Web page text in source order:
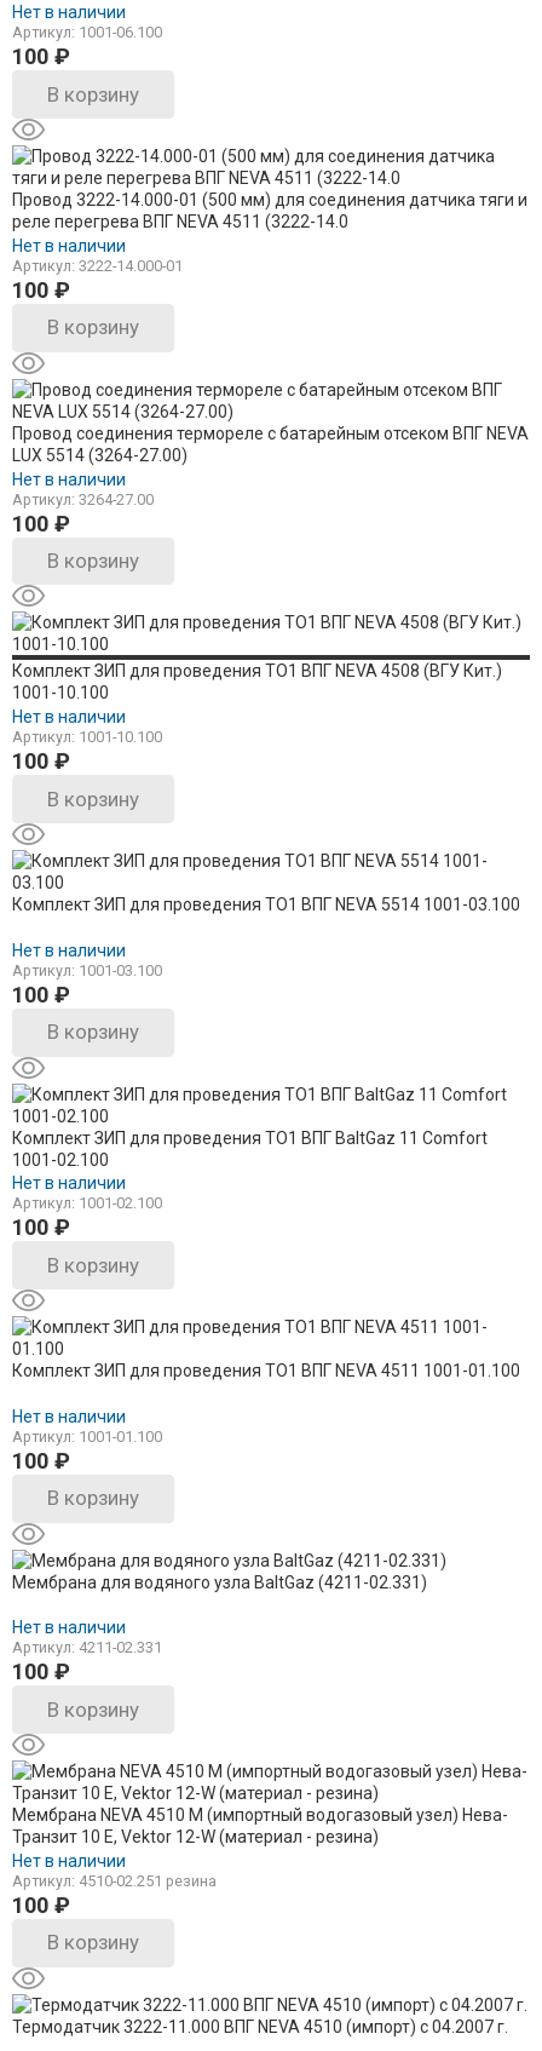
Нет в наличии
Артикул: 1001-06.100
100 ₽
В корзину
Провод 3222-14.000-01 (500 мм) для соединения датчика тяги и
реле перегрева ВПГ NEVA 4511 (3222-14.0
Нет в наличии
Артикул: 3222-14.000-01
100 ₽
В корзину
Провод соединения термореле с батарейным отсеком ВПГ NEVA
LUX 5514 (3264-27.00)
Нет в наличии
Артикул: 3264-27.00
100 ₽
В корзину
Комплект ЗИП для проведения ТО1 ВПГ NEVA 4508 (ВГУ Кит.)
1001-10.100
Нет в наличии
Артикул: 1001-10.100
100 ₽
В корзину
Комплект ЗИП для проведения ТО1 ВПГ NEVA 5514 1001-03.100
Нет в наличии
Артикул: 1001-03.100
100 ₽
В корзину
Комплект ЗИП для проведения ТО1 ВПГ BaltGaz 11 Comfort
1001-02.100
Нет в наличии
Артикул: 1001-02.100
100 ₽
В корзину
Комплект ЗИП для проведения ТО1 ВПГ NEVA 4511 1001-01.100
Нет в наличии
Артикул: 1001-01.100
100 ₽
В корзину
Мембрана для водяного узла BaltGaz (4211-02.331)
Нет в наличии
Артикул: 4211-02.331
100 ₽
В корзину
Мембрана NEVA 4510 М (импортный водогазовый узел) Нева-
Транзит 10 E, Vektor 12-W (материал - резина)
Нет в наличии
Артикул: 4510-02.251 резина
100 ₽
В корзину
Термодатчик 3222-11.000 ВПГ NEVA 4510 (импорт) с 04.2007 г.